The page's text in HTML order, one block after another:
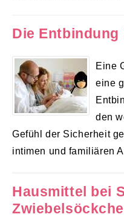
Die
Eine
eine
den
Gefühl der Sicherheit
intimen und familiären
Hausmittel bei